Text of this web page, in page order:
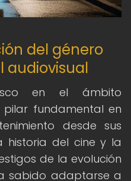
del género
audiovisual
en el ámbito
fundamental en
desde sus
historia del cine y la
de la evolución
sabido adaptarse a